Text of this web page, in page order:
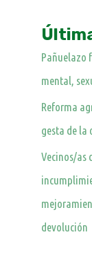
Pañuelazo
mental,
Reforma
gesta de la
Vecinos/as
devolución